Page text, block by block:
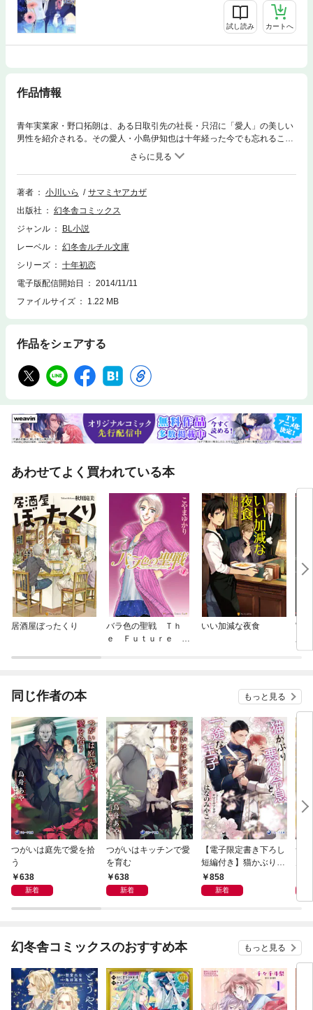
試し読み カートへ
作品情報
青年実業家・野口拓朗は、ある日取引先の社長・只沼に「愛人」の美しい
男性を紹介される。その愛人・小島伊知也は十年経った今でも忘れること
が出来ずにいる拓朗の初恋相手だった。時折、駆け引きめいたやりとりを
仕掛けてくる伊知也に戸惑いながらも、距離を縮めていく拓朗。只沼の愛
人と知りながら、伊知也の魅力に心縛られて――!?
著者
小川いら
サマミヤアカザ
出版社
幻冬舎コミックス
ジャンル
BL小説
レーベル
幻冬舎ルチル文庫
シリーズ
十年初恋
電子版配信開始日
2014/11/11
ファイルサイズ
1.22 MB
作品をシェアする
あわせてよく買われている本
居酒屋ぼったくり
バラ色の聖戦 Ｔｈ
ｅ Ｆｕｔｕｒｅ ｉ
いい加減な夜食
宮
同じ作者の本 もっと見る
つがいは庭先で愛を拾
う
638
新着
つがいはキッチンで愛
を育む
638
新着
【電子限定書き下ろし
短編付き】猫かぶり悪
役令息と、一途な王子
858
新着
つ
幻冬舎コミックスのおすすめ本 もっと見る